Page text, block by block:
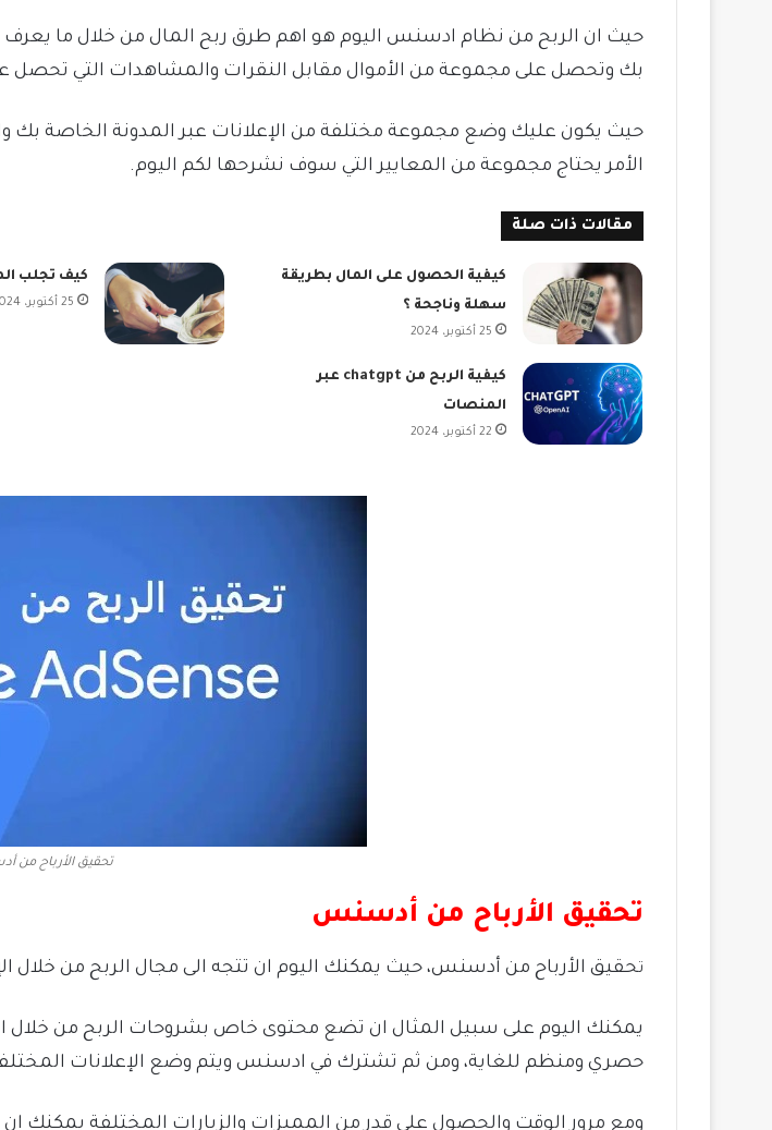
حيث ان الربح من نظام ادسنس اليوم هو اهم طرق ربح المال من خلال ما
بك وتحصل على مجموعة من الأموال مقابل النقرات والمشاهدات التي تحصل
حيث يكون عليك وضع مجموعة مختلفة من الإعلانات عبر المدونة الخاصة
الأمر يحتاج مجموعة من المعايير التي سوف نشرحها لكم اليوم.
مقالات ذات صلة
كيفية الحصول على المال بطريقة
سهلة وناجحة ؟
25 أكتوبر، 2024
كيف تجلب
25 أكتوبر، 2024
كيفية الربح من chatgpt عبر
المنصات
22 أكتوبر، 2024
تحقيق الأرباح من
تحقيق الأرباح من أدسنس
تحقيق الأرباح من أدسنس، حيث يمكنك اليوم ان تتجه الى مجال الربح من خلال
يمكنك اليوم على سبيل المثال ان تضع محتوى خاص بشروحات الربح من خلال
حصري ومنظم للغاية، ومن ثم تشترك في ادسنس ويتم وضع الإعلانات
ومع مرور الوقت والحصول على قدر من المميزات والزيارات المختلفة يمكنك